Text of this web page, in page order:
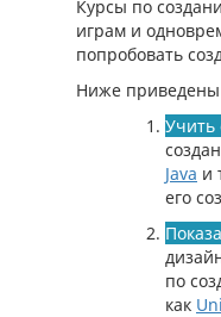
Курсы по
играм и
попробовать
Ниже приведены
Учить
Java и
его
по
как